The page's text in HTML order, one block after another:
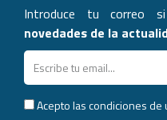
Introduce tu correo
novedades de la
Acepto las condiciones